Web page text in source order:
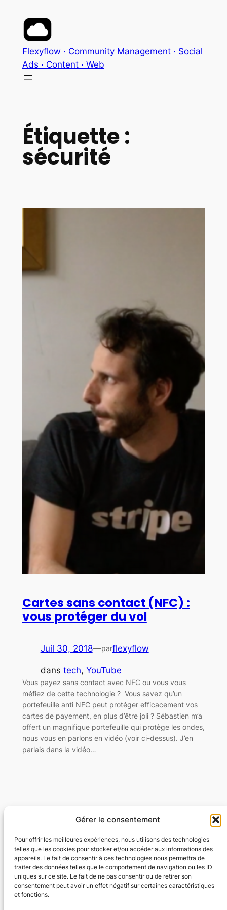
Gérer le consentement
Pour offrir les meilleures expériences, nous utilisons des technologies
telles que les cookies pour stocker et/ou accéder aux informations des
appareils. Le fait de consentir à ces technologies nous permettra de
traiter des données telles que le comportement de navigation ou les ID
uniques sur ce site. Le fait de ne pas consentir ou de retirer son
consentement peut avoir un effet négatif sur certaines caractéristiques
et fonctions.
contenu
Flexyflow · Community Management · Social
Ads · Content · Web
Étiquette :
sécurité
Cartes sans contact (NFC) :
vous protéger du vol
Juil 30, 2018—parflexyflow
dans tech, YouTube
Vous payez sans contact avec NFC ou vous vous
méfiez de cette technologie ? Vous savez qu’un
portefeuille anti NFC peut protéger efficacement vos
cartes de payement, en plus d’être joli ? Sébastien m’a
offert un magnifique portefeuille qui protège les ondes,
nous vous en parlons en vidéo (voir ci-dessus). J’en
parlais dans la vidéo…
Flexyflow · Community Management · Social
Ads · Content · Web
Community Management · Social Ads · Content · Web
Parking à Forest National